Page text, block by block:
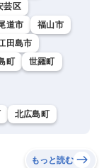
芸区
道市
福山市
田島市
町
世羅町
北広島町
もっと読む